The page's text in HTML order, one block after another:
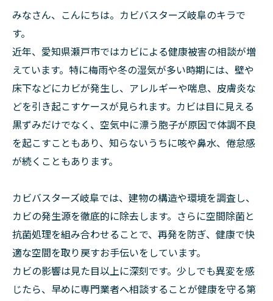
みなさん、こんにちは。カビバスターズ岐阜のキラで
す。
近年、愛知県瀬戸市ではカビによる健康被害の相談が増
えています。特に梅雨や冬の湿気が多い時期には、壁や
床下などにカビが発生し、アレルギーや喘息、皮膚炎な
どを引き起こすケースが見られます。カビは目に見える
黒ずみだけでなく、空気中に漂う胞子が原因で体調不良
を起こすこともあり、知らないうちに咳や鼻水、倦怠感
が続くこともあります。
カビバスターズ岐阜では、建物の構造や環境を調査し、
カビの発生源を徹底的に除去します。さらに空間除菌と
抗菌処理を組み合わせることで、再発を防ぎ、健康で快
適な空間を取り戻すお手伝いをしています。
カビの影響は見た目以上に深刻です。少しでも異変を感
じたら、早めに専門業者へ相談することが健康を守る第